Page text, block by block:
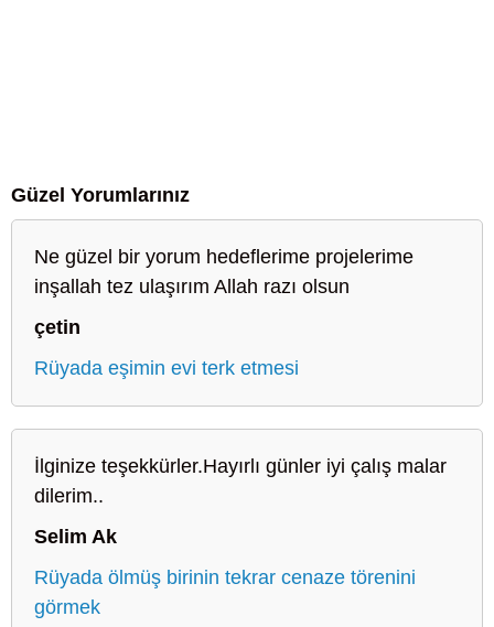
Güzel Yorumlarınız
Ne güzel bir yorum hedeflerime projelerime
inşallah tez ulaşırım Allah razı olsun
çetin
Rüyada eşimin evi terk etmesi
İlginize teşekkürler.Hayırlı günler iyi çalış malar
dilerim..
Selim Ak
Rüyada ölmüş birinin tekrar cenaze törenini
görmek